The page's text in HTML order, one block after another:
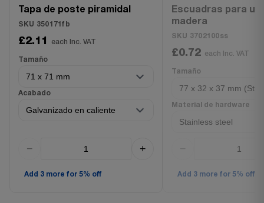
Tapa de poste piramidal
SKU 350171fb
£2.11 each Inc. VAT
Tamaño
Acabado
− +
Add 3 more for 5% off
Escuadras para
madera
SKU 3702100ss
£0.72 each Inc. VAT
Tamaño
Material de hardware
Add 3 more for 5% off